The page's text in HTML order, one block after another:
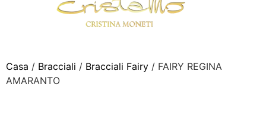
Casa / Bracciali / Bracciali Fairy / FAIRY REGINA
AMARANTO